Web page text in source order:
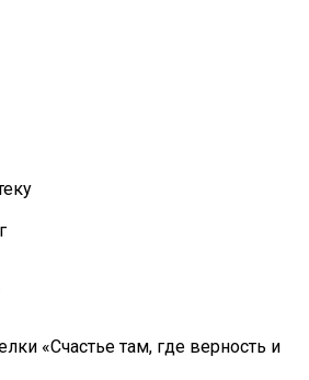
«Счастье там, где верность и